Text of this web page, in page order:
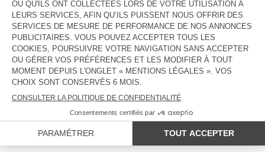
VOIR LA DISPONIBILITE EN MAGASIN
DESCRIPTION
TAILLE ET COUPE
COMPOSITION
ENTRETIEN
LIVRAISON ET RETOURS